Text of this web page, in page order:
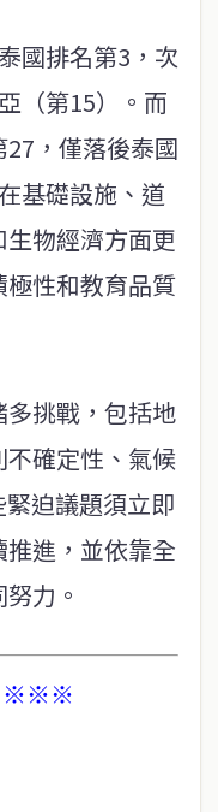
國排名第3，次
（第15）。而
，僅落後泰國
基礎設施、道
物經濟方面更
性和教育品質
挑戰，包括地
確定性、氣候
迫議題須立即
進，並依靠全
力。
※※※